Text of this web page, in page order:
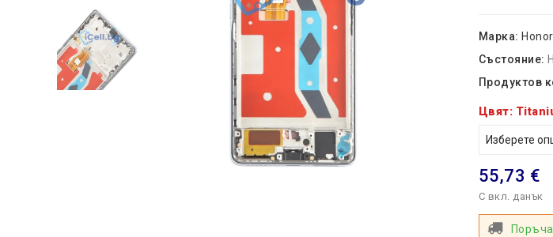
Марка: Honor
Състояние:
Продуктов
Цвят:
55,73 €
С вкл. данък